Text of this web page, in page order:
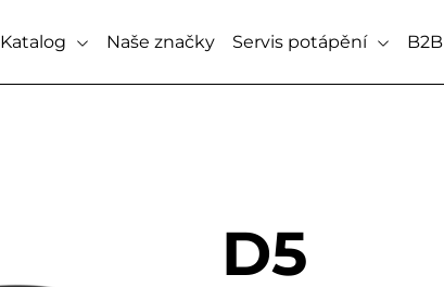
Katalog Naše značky Servis potápění B2B
D5